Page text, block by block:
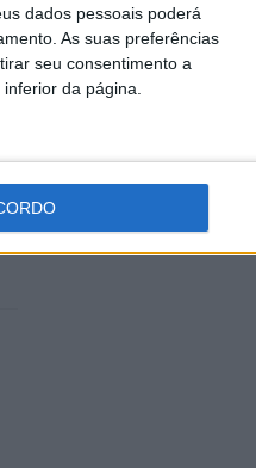
dados pessoais poderá
As suas preferências
seu consentimento a
da página.